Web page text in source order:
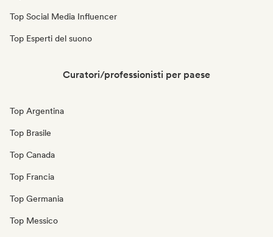
Top Social Media Influencer
Top Esperti del suono
Curatori/professionisti per paese
Top Argentina
Top Brasile
Top Canada
Top Francia
Top Germania
Top Messico